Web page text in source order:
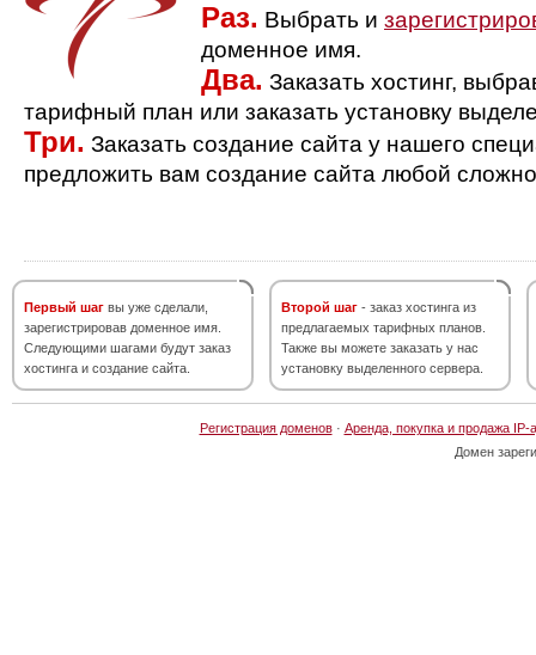
Раз. Выбрать и
доменное имя.
Два. Заказать хостинг,
тарифный план или заказать установку
Три. Заказать создание сайта у нашего
предложить вам создание сайта любой
Первый шаг вы уже сделали,
зарегистрировав доменное имя.
Следующими шагами будут заказ
хостинга и создание сайта.
Второй шаг - заказ хостинга из
предлагаемых тарифных планов.
Также вы можете заказать у нас
установку выделенного сервера.
Регистрация доменов· Аренда, покупка и продажа IP-
Домен